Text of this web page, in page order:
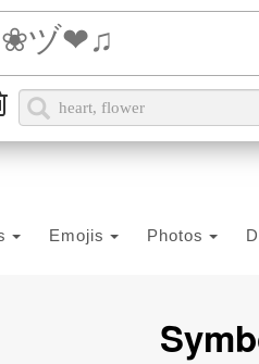
Emojis Photos